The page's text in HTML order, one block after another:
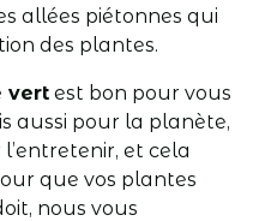
allées piétonnes qui
des plantes.
vertest bon pour vous
aussi pour la planète,
et cela
que vos plantes
nous vous